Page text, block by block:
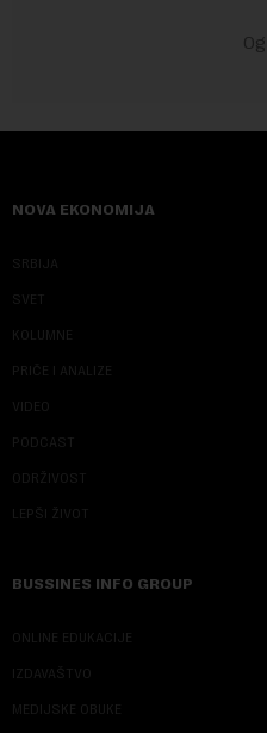
NOVA EKONOMIJA
SRBIJA
SVET
KOLUMNE
PRIČE I ANALIZE
VIDEO
PODCAST
ODRŽIVOST
LEPŠI ŽIVOT
BUSSINES INFO GROUP
ONLINE EDUKACIJE
IZDAVAŠTVO
MEDIJSKE OBUKE